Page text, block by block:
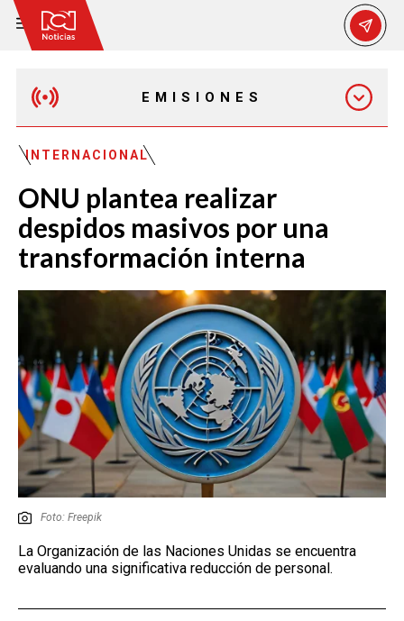
EMISIONES
EMISIÓN 7:00 PM
INTERNACIONAL
ONU plantea realizar
despidos masivos por una
transformación interna
Foto: Freepik
La Organización de las Naciones Unidas se encuentra
evaluando una significativa reducción de personal.